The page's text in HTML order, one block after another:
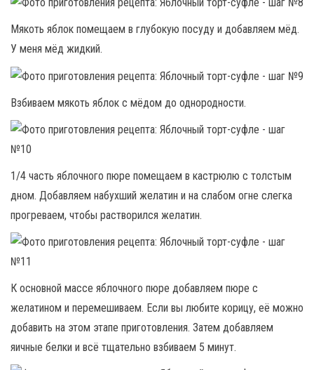
Мякоть яблок помещаем в глубокую посуду и добавляем мёд.
У меня мёд жидкий.
Взбиваем мякоть яблок с мёдом до однородности.
1/4 часть яблочного пюре помещаем в кастрюлю с толстым
дном. Добавляем набухший желатин и на слабом огне слегка
прогреваем, чтобы растворился желатин.
К основной массе яблочного пюре добавляем пюре с
желатином и перемешиваем. Если вы любите корицу, её можно
добавить на этом этапе приготовления. Затем добавляем
яичные белки и всё тщательно взбиваем 5 минут.